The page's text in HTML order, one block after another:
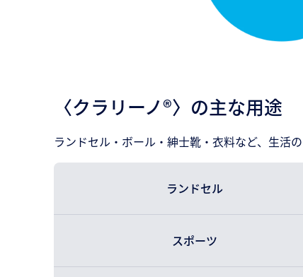
〈クラリーノ®〉の主な用途
ランドセル・ボール・紳士靴・衣料など、生活
ランドセル
スポーツ